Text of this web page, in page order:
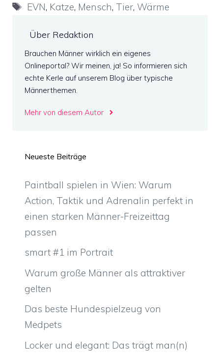
Schlagwörter
EVN, Katze, Mensch, Tier, Wärme
Über Redaktion
Brauchen Männer wirklich ein eigenes
Onlineportal? Wir meinen, ja! So informieren sich
echte Kerle auf unserem Blog über typische
Männerthemen.
Mehr von diesem Autor
Neueste Beiträge
Paintball spielen in Wien: Warum
Action, Taktik und Adrenalin perfekt in
einen starken Männer-Freizeittag
passen
smart #1 im Portrait
Warum große Männer als attraktiver
gelten
Das beste Hundespielzeug von
Medpets
Locker und elegant: Das trägt man(n)